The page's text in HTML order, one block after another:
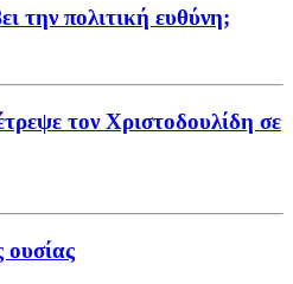
την πολιτική ευθύνη;
τον Χριστοδουλίδη σε
ουσίας